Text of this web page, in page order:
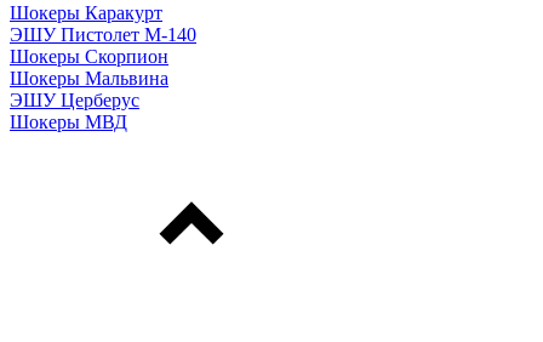
Шокеры Каракурт
ЭШУ Пистолет М-140
Шокеры Скорпион
Шокеры Мальвина
ЭШУ Церберус
Шокеры МВД